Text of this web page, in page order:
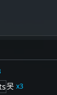
못 3